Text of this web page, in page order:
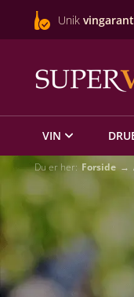
Unik
VIN
Du er her: Forside